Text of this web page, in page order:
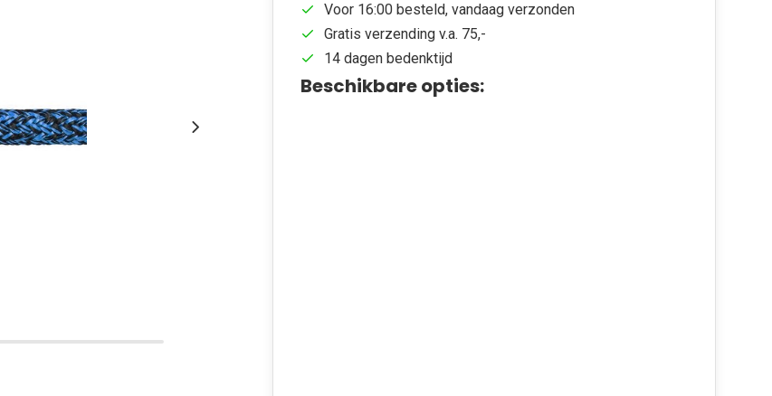
Voor 16:00 besteld, vandaag verzonden
Gratis verzending v.a. 75,-
14 dagen bedenktijd
Beschikbare opties: